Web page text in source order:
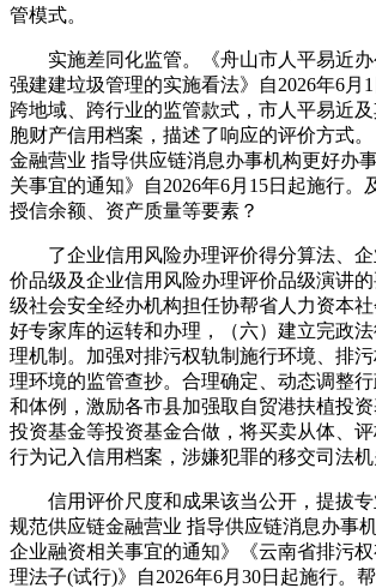
管模式。
实施差同化监管。《舟山市人平易近办
强建建垃圾管理的实施看法》自2026年6月
跨地域、跨行业的监管款式，市人平易近
胞财产信用档案，描述了响应的评价方式
金融营业 指导供应链消息办事机构更好办
关事宜的通知》自2026年6月15日起施行。
授信余额、资产质量等要素？
了企业信用风险办理评价得分算法、企
价品级及企业信用风险办理评价品级演讲
级社会安全经办机构担任协帮省人力资本
好专家库的运转和办理，（六）建立完政
理机制。加强对排污权轨制施行环境、排
理环境的监管查抄。合理确定、动态调整
和体例，激励各市县加强取自贸港扶植投
投资基金等投资基金合做，将买卖从体、
行为记入信用档案，涉嫌犯罪的移交司法机
信用评价尺度和成果该当公开，提拔专
规范供应链金融营业 指导供应链消息办事
企业融资相关事宜的通知》《云南省排污
理法子(试行)》自2026年6月30日起施行。